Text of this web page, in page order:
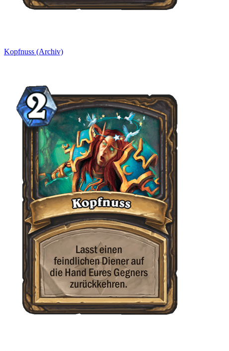
Kopfnuss (Archiv)